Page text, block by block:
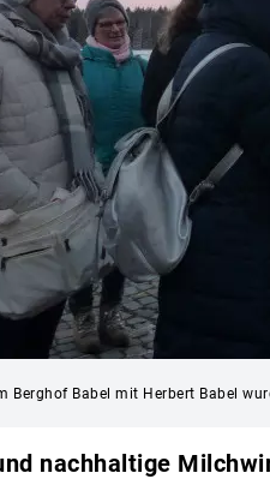
Berghof Babel mit Herbert Babel
nachhaltige